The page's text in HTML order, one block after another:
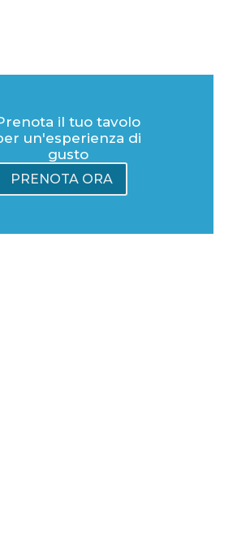
il tuo tavolo
un'esperienza di
gusto
PRENOTA ORA